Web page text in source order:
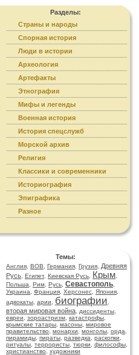
Разделы:
Страны и народы
Спорная история
Люди в истории
Археология
Артефакты
Этнография
Мифы и легенды
Военная история
История спецслужб
Морской архив
Религия
Классики и современники
Историография
Эпиграфика
Разное
Темы:
Англия ВОВ Германия Грузия
Древняя
Русь Египет, Киевская Русь Крым
Польша
Рим Русь Севастополь
Украина
Франция Херсонес Япония
адвокаты арии биографии
вторая мировая война диссиденты
евреи
зороастризм катастрофы
крымские татары масоны мировое
правительство
монархи монголы орда
пирамиды пираты разведка раскопки
ритуалы террористы тюрки философы
христианство
художники